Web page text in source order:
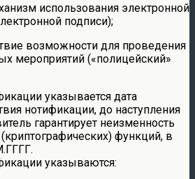
использования электронной
подписи);
возможности для проведения
мероприятий («полицейский»
указывается дата
нотификации, до наступления
гарантирует неизменность
функций, в
указываются: